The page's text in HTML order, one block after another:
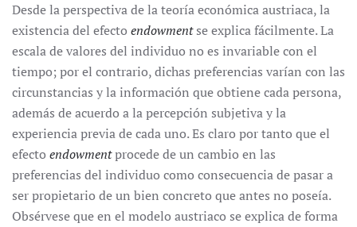
Desde la perspectiva de la teoría económica austriaca, la
existencia del efecto endowmentse explica fácilmente. La
escala de valores del individuo no es invariable con el
tiempo; por el contrario, dichas preferencias varían con las
circunstancias y la información que obtiene cada persona,
además de acuerdo a la percepción subjetiva y la
experiencia previa de cada uno. Es claro por tanto que el
efecto endowmentprocede de un cambio en las
preferencias del individuo como consecuencia de pasar a
ser propietario de un bien concreto que antes no poseía.
Obsérvese que en el modelo austriaco se explica de forma